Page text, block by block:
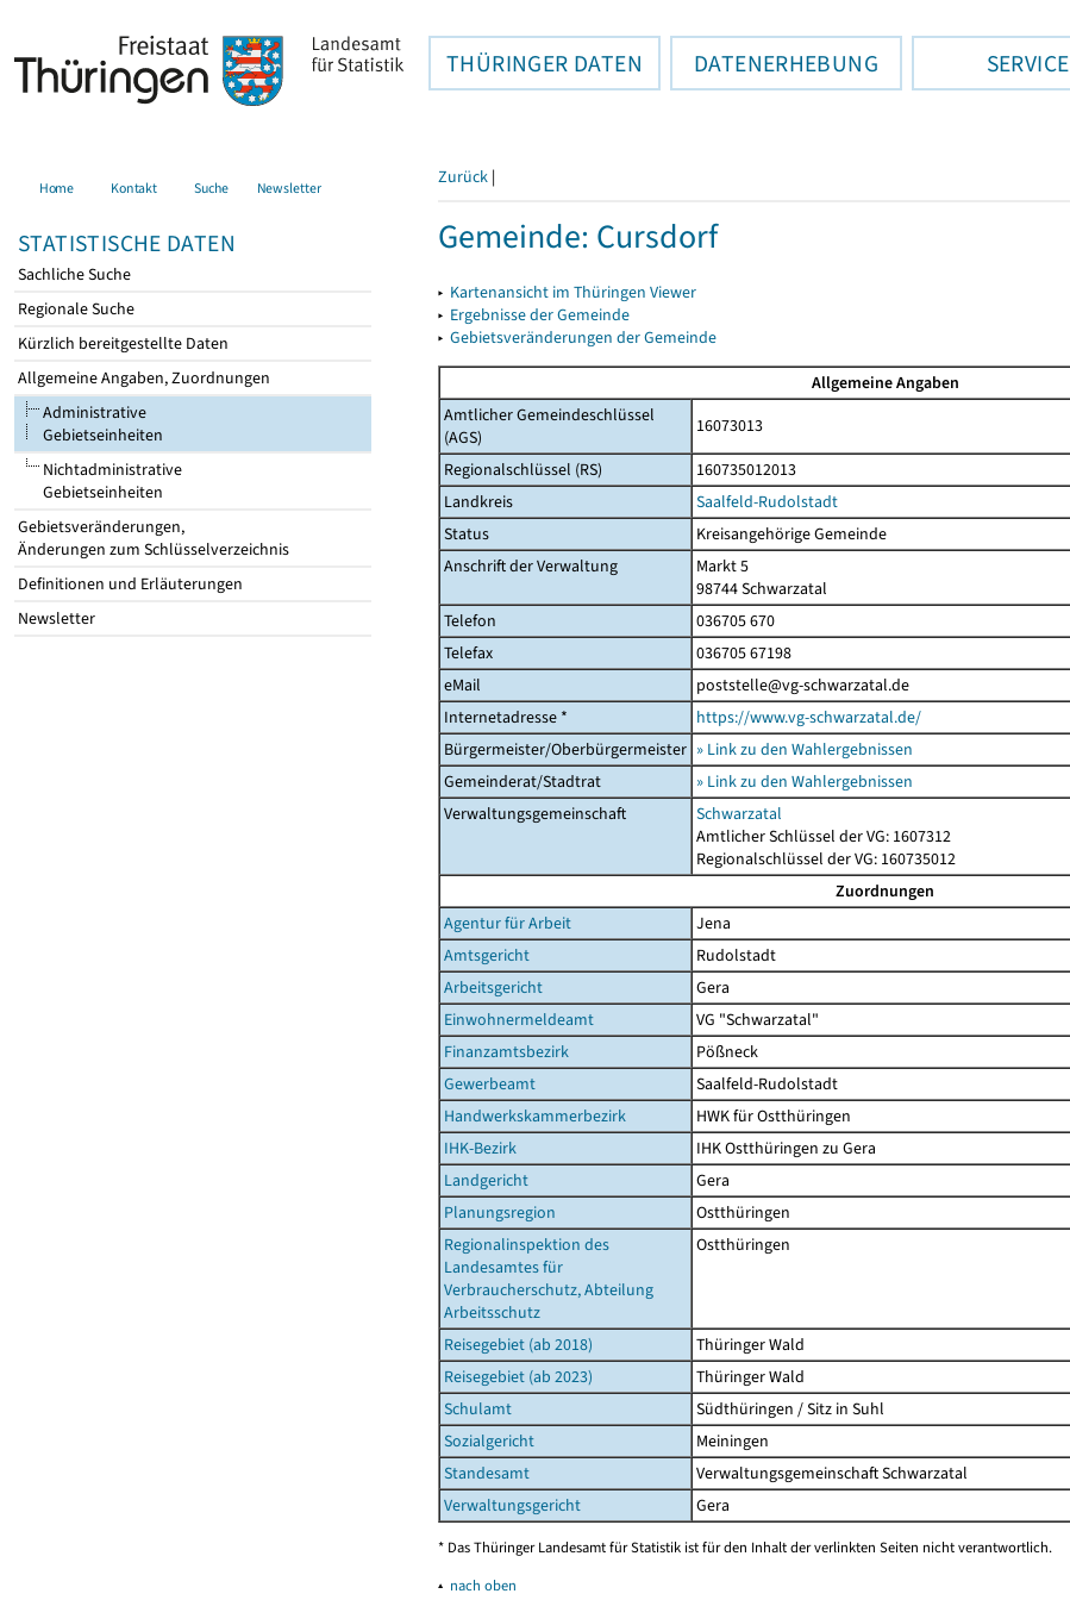
THÜRINGER DATEN DATENERHEBUNG SERVICE
Home Kontakt Suche Newsletter
STATISTISCHE DATEN
Sachliche Suche
Regionale Suche
Kürzlich bereitgestellte Daten
Allgemeine Angaben, Zuordnungen
Administrative
Gebietseinheiten
Nichtadministrative
Gebietseinheiten
Gebietsveränderungen,
Änderungen zum Schlüsselverzeichnis
Definitionen und Erläuterungen
Newsletter
Zurück |
Gemeinde: Cursdorf
▸ Kartenansicht im Thüringen Viewer
▸ Ergebnisse der Gemeinde
▸ Gebietsveränderungen der Gemeinde
Allgemeine Angaben
Amtlicher Gemeindeschlüssel
(AGS)
16073013
Regionalschlüssel (RS)
160735012013
Landkreis
Saalfeld-Rudolstadt
Status
Kreisangehörige Gemeinde
Anschrift der Verwaltung
Markt 5
98744 Schwarzatal
Telefon
036705 670
Telefax
036705 67198
eMail
poststelle@vg-schwarzatal.de
Internetadresse *
https://www.vg-schwarzatal.de/
Bürgermeister/Oberbürgermeister » Link zu den Wahlergebnissen
Gemeinderat/Stadtrat
» Link zu den Wahlergebnissen
Verwaltungsgemeinschaft
Schwarzatal
Amtlicher Schlüssel der VG: 1607312
Regionalschlüssel der VG: 160735012
Zuordnungen
Agentur für Arbeit
Jena
Amtsgericht
Rudolstadt
Arbeitsgericht
Gera
Einwohnermeldeamt
VG "Schwarzatal"
Finanzamtsbezirk
Pößneck
Gewerbeamt
Saalfeld-Rudolstadt
Handwerkskammerbezirk
HWK für Ostthüringen
IHK-Bezirk
IHK Ostthüringen zu Gera
Landgericht
Gera
Planungsregion
Ostthüringen
Regionalinspektion des
Landesamtes für
Verbraucherschutz, Abteilung
Arbeitsschutz
Ostthüringen
Reisegebiet (ab 2018)
Thüringer Wald
Reisegebiet (ab 2023)
Thüringer Wald
Schulamt
Südthüringen / Sitz in Suhl
Sozialgericht
Meiningen
Standesamt
Verwaltungsgemeinschaft Schwarzatal
Verwaltungsgericht
Gera
* Das Thüringer Landesamt für Statistik ist für den Inhalt der verlinkten Seiten nicht verantwortlich.
▴ nach oben